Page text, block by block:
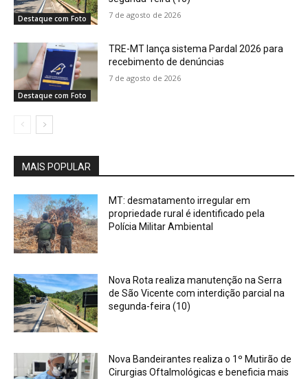
Destaque com Foto 7 de agosto de 2026
Destaque com Foto
TRE-MT lança sistema Pardal 2026 para
recebimento de denúncias
7 de agosto de 2026
MAIS POPULAR
MT: desmatamento irregular em
propriedade rural é identificado pela
Polícia Militar Ambiental
Nova Rota realiza manutenção na Serra
de São Vicente com interdição parcial na
segunda-feira (10)
Nova Bandeirantes realiza o 1º Mutirão de
Cirurgias Oftalmológicas e beneficia mais